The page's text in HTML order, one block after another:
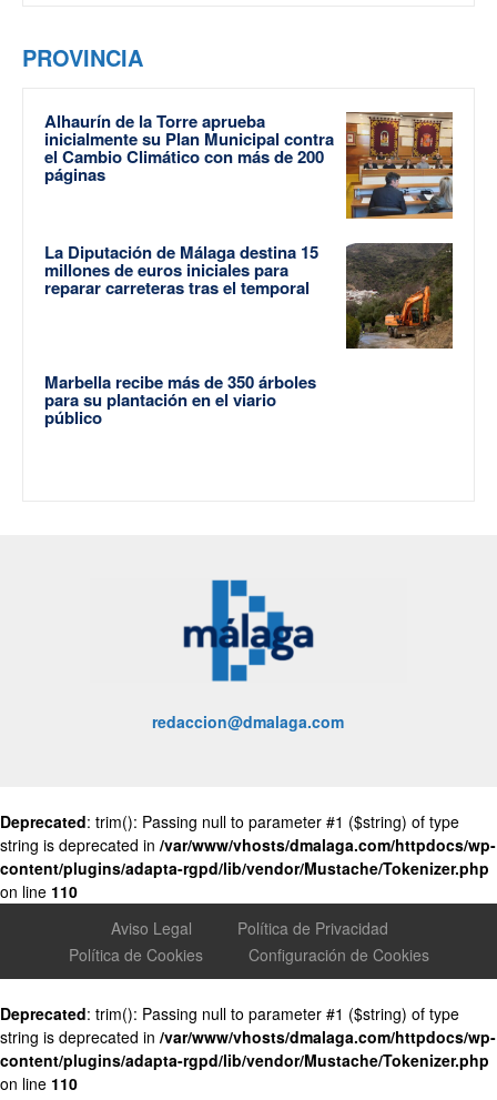
PROVINCIA
Alhaurín de la Torre aprueba
inicialmente su Plan Municipal contra
el Cambio Climático con más de 200
páginas
La Diputación de Málaga destina 15
millones de euros iniciales para
reparar carreteras tras el temporal
Marbella recibe más de 350 árboles
para su plantación en el viario
público
redaccion@dmalaga.com
Deprecated: trim(): Passing null to parameter #1 ($string) of type
string is deprecated in /var/www/vhosts/dmalaga.com/httpdocs/wp-
content/plugins/adapta-rgpd/lib/vendor/Mustache/Tokenizer.php
on line 110
Aviso Legal
Política de Privacidad
Política de Cookies
Configuración de Cookies
Deprecated: trim(): Passing null to parameter #1 ($string) of type
string is deprecated in /var/www/vhosts/dmalaga.com/httpdocs/wp-
content/plugins/adapta-rgpd/lib/vendor/Mustache/Tokenizer.php
on line 110